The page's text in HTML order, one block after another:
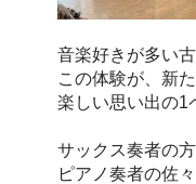
音楽好きが多い
この体験が、新
楽しい思い出の1
サックス奏者の
ピアノ奏者の佐